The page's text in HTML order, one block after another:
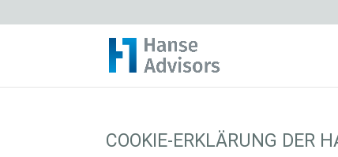
COOKIE-ERKLÄRUNG DER